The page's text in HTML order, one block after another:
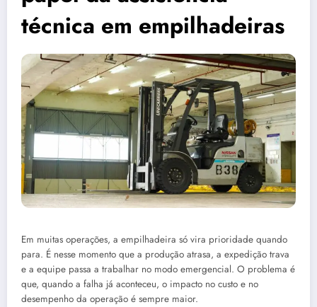
técnica em empilhadeiras
Em muitas operações, a empilhadeira só vira prioridade quando
para. É nesse momento que a produção atrasa, a expedição trava
e a equipe passa a trabalhar no modo emergencial. O problema é
que, quando a falha já aconteceu, o impacto no custo e no
desempenho da operação é sempre maior.